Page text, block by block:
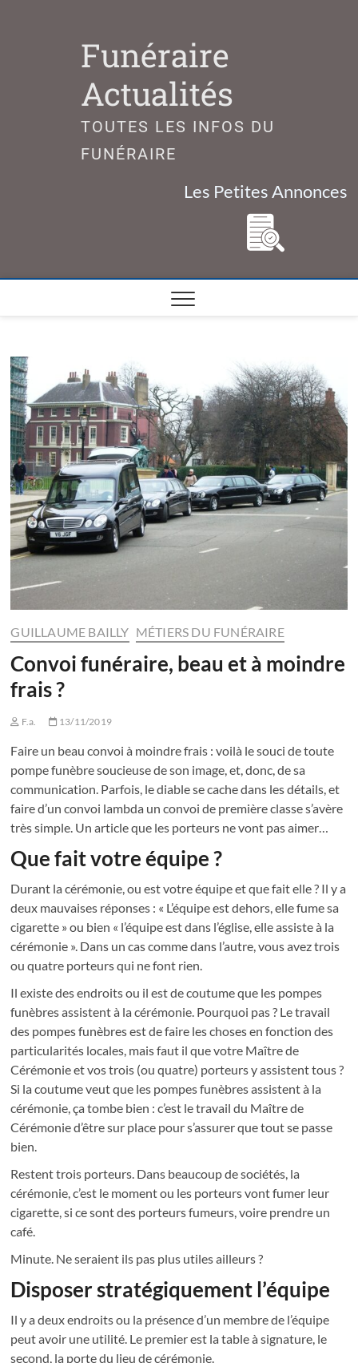
Funéraire
Actualités
TOUTES LES INFOS DU
FUNÉRAIRE
Les Petites Annonces
GUILLAUME BAILLY MÉTIERS DU FUNÉRAIRE
Convoi funéraire, beau et à moindre
frais ?
F.a. 13/11/2019
Faire un beau convoi à moindre frais : voilà le souci de toute
pompe funèbre soucieuse de son image, et, donc, de sa
communication. Parfois, le diable se cache dans les détails, et
faire d’un convoi lambda un convoi de première classe s’avère
très simple. Un article que les porteurs ne vont pas aimer…
Que fait votre équipe ?
Durant la cérémonie, ou est votre équipe et que fait elle ? Il y a
deux mauvaises réponses : « L’équipe est dehors, elle fume sa
cigarette » ou bien « l’équipe est dans l’église, elle assiste à la
cérémonie ». Dans un cas comme dans l’autre, vous avez trois
ou quatre porteurs qui ne font rien.
Il existe des endroits ou il est de coutume que les pompes
funèbres assistent à la cérémonie. Pourquoi pas ? Le travail
des pompes funèbres est de faire les choses en fonction des
particularités locales, mais faut il que votre Maître de
Cérémonie et vos trois (ou quatre) porteurs y assistent tous ?
Si la coutume veut que les pompes funèbres assistent à la
cérémonie, ça tombe bien : c’est le travail du Maître de
Cérémonie d’être sur place pour s’assurer que tout se passe
bien.
Restent trois porteurs. Dans beaucoup de sociétés, la
cérémonie, c’est le moment ou les porteurs vont fumer leur
cigarette, si ce sont des porteurs fumeurs, voire prendre un
café.
Minute. Ne seraient ils pas plus utiles ailleurs ?
Disposer stratégiquement l’équipe
Il y a deux endroits ou la présence d’un membre de l’équipe
peut avoir une utilité. Le premier est la table à signature, le
second, la porte du lieu de cérémonie.